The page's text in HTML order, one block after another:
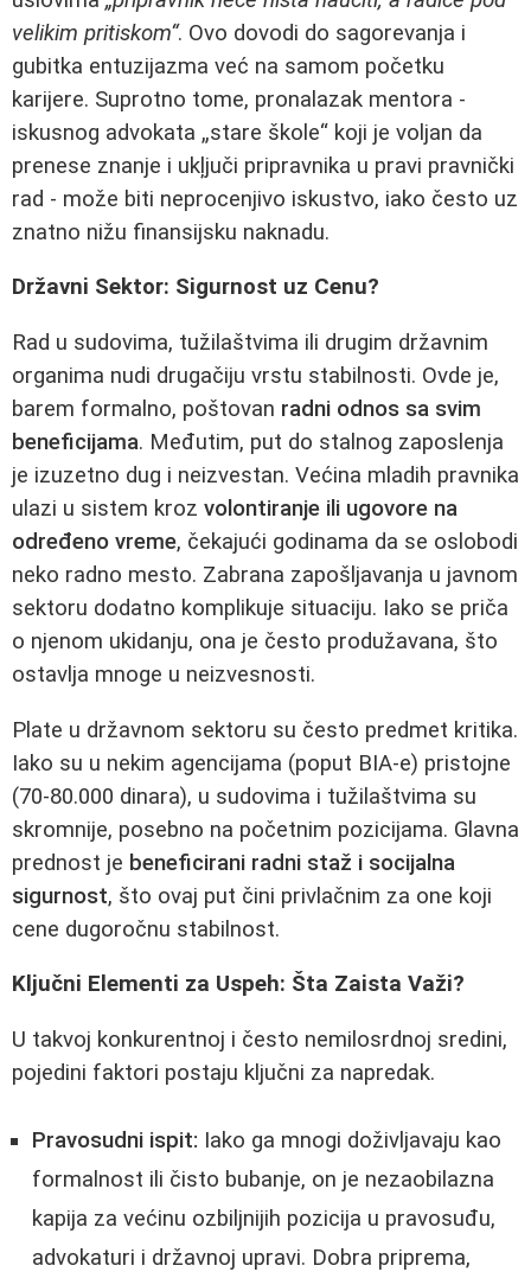
velikim pritiskom“. Ovo dovodi do sagorevanja i
gubitka entuzijazma već na samom početku
karijere. Suprotno tome, pronalazak mentora -
iskusnog advokata „stare škole“ koji je voljan da
prenese znanje i ukļjuči pripravnika u pravi pravnički
rad - može biti neprocenjivo iskustvo, iako često uz
znatno nižu finansijsku naknadu.
Državni Sektor: Sigurnost uz Cenu?
Rad u sudovima, tužilaštvima ili drugim državnim
organima nudi drugačiju vrstu stabilnosti. Ovde je,
barem formalno, poštovan radni odnos sa svim
beneficijama. Međutim, put do stalnog zaposlenja
je izuzetno dug i neizvestan. Većina mladih pravnika
ulazi u sistem kroz volontiranje ili ugovore na
određeno vreme, čekajući godinama da se oslobodi
neko radno mesto. Zabrana zapošljavanja u javnom
sektoru dodatno komplikuje situaciju. Iako se priča
o njenom ukidanju, ona je često produžavana, što
ostavlja mnoge u neizvesnosti.
Plate u državnom sektoru su često predmet kritika.
Iako su u nekim agencijama (poput BIA-e) pristojne
(70-80.000 dinara), u sudovima i tužilaštvima su
skromnije, posebno na početnim pozicijama. Glavna
prednost je beneficirani radni staž i socijalna
sigurnost, što ovaj put čini privlačnim za one koji
cene dugoročnu stabilnost.
Ključni Elementi za Uspeh: Šta Zaista Važi?
U takvoj konkurentnoj i često nemilosrdnoj sredini,
pojedini faktori postaju ključni za napredak.
Pravosudni ispit: Iako ga mnogi doživljavaju kao
formalnost ili čisto bubanje, on je nezaobilazna
kapija za većinu ozbiljnijih pozicija u pravosuđu,
advokaturi i državnoj upravi. Dobra priprema,